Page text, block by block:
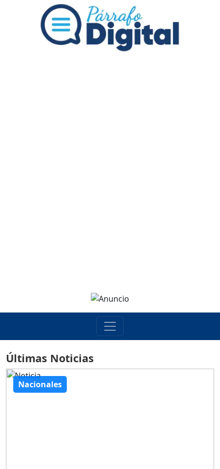
Últimas Noticias
Nacionales